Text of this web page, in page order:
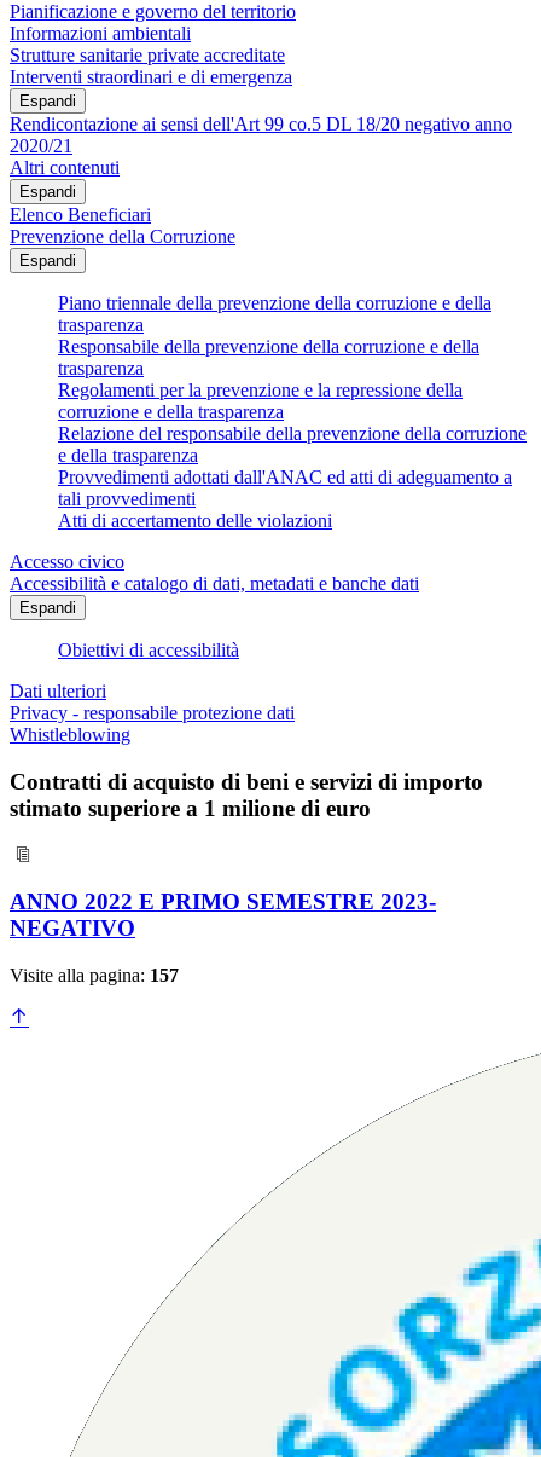
Pianificazione e governo del territorio
Informazioni ambientali
Strutture sanitarie private accreditate
Interventi straordinari e di emergenza
Espandi
Rendicontazione ai sensi dell'Art 99 co.5 DL 18/20 negativo anno
2020/21
Altri contenuti
Espandi
Elenco Beneficiari
Prevenzione della Corruzione
Espandi
Piano triennale della prevenzione della corruzione e della
trasparenza
Responsabile della prevenzione della corruzione e della
trasparenza
Regolamenti per la prevenzione e la repressione della
corruzione e della trasparenza
Relazione del responsabile della prevenzione della corruzione
e della trasparenza
Provvedimenti adottati dall'ANAC ed atti di adeguamento a
tali provvedimenti
Atti di accertamento delle violazioni
Accesso civico
Accessibilità e catalogo di dati, metadati e banche dati
Espandi
Obiettivi di accessibilità
Dati ulteriori
Privacy - responsabile protezione dati
Whistleblowing
Contratti di acquisto di beni e servizi di importo
stimato superiore a 1 milione di euro
ANNO 2022 E PRIMO SEMESTRE 2023-
NEGATIVO
Visite alla pagina: 157